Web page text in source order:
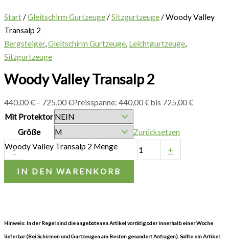
Start/Gleitschirm Gurtzeuge/Sitzgurtzeuge/ Woody Valley
Transalp 2
Bergsteiger,Gleitschirm Gurtzeuge, Leichtgurtzeuge,
Sitzgurtzeuge
Woody Valley Transalp 2
440,00€ – 725,00€Preisspanne: 440,00 € bis 725,00 €
Mit Protektor
Größe
Zurücksetzen
-
Woody Valley Transalp 2 Menge +
IN DEN WARENKORB
Hinweis: In der Regel sind die angebotenen Artikel vorrätig oder innerhalb einer Woche
lieferbar (Bei Schirmen und Gurtzeugen am Besten gesondert Anfragen). Sollte ein Artikel